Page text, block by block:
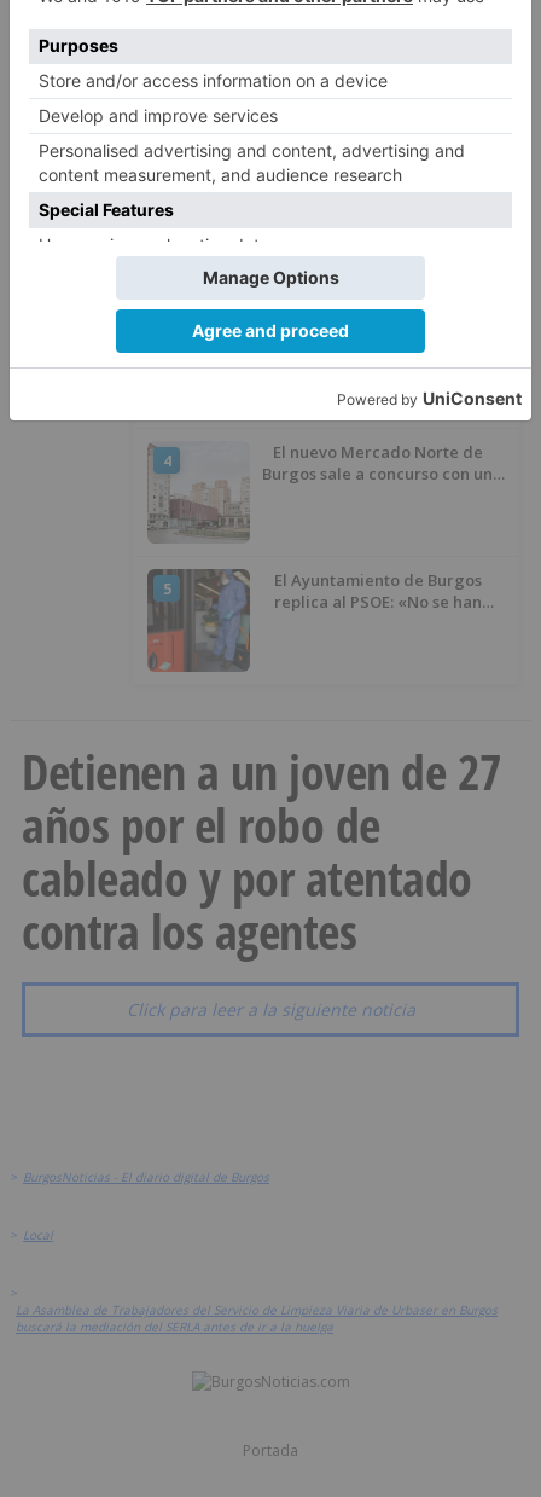
LO ÚLTIMO
1
Herido un motorista en Belorado
en la Avenida Burgos
2
Un hombre de 80 años resulta
Fallece un ciclista en Burgos tras
avisar otro conductor que se
había caído de la bicicleta
4
El nuevo Mercado Norte de
Burgos sale a concurso con un
5
El Ayuntamiento de Burgos
replica al PSOE: «No se han
Detienen a un joven de 27
años por el robo de
cableado y por atentado
contra los agentes
Click para leer a la siguiente noticia
> BurgosNoticias - El diario digital de Burgos
> Local
>
La Asamblea de Trabajadores del Servicio de Limpieza Viaria de Urbaser en Burgos
buscará la mediación del SERLA antes de ir a la huelga
Portada